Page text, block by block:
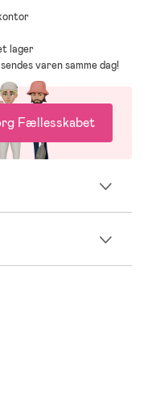
lager
varen samme dag!
Fællesskabet